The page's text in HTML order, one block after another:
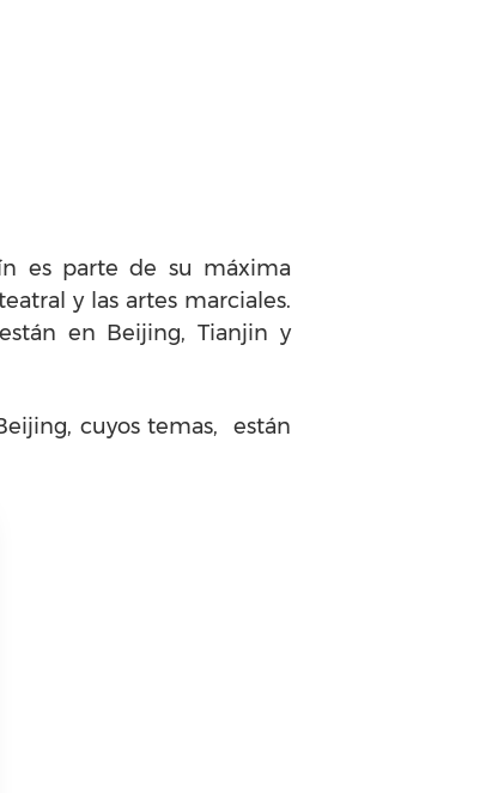
es parte de su máxima
y las artes marciales.
en Beijing, Tianjin y
cuyos temas, están